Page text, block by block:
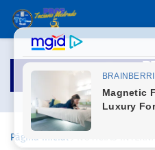
Página inicial